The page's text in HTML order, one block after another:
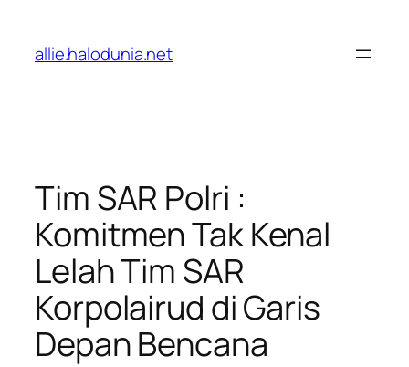
konten
allie.halodunia.net
Tim SAR Polri :
Komitmen Tak Kenal
Lelah Tim SAR
Korpolairud di Garis
Depan Bencana